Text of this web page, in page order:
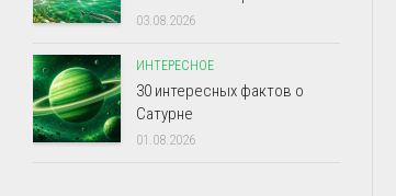
03.08.2026
ИНТЕРЕСНОЕ
30 интересных фактов о
Сатурне
01.08.2026